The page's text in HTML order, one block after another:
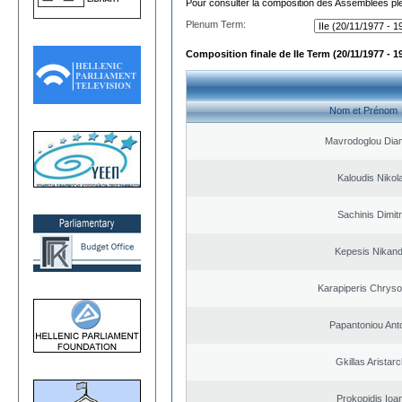
Pour consulter la composition des Assemblées
Plenum Term:
Composition finale de IIe Term (20/11/1977 -
Nom et Prénom
Mavrodoglou
Kaloudis
Sachinis
Kepesis
Karapiperis
Papantoniou
Gkillas
Prokopidis